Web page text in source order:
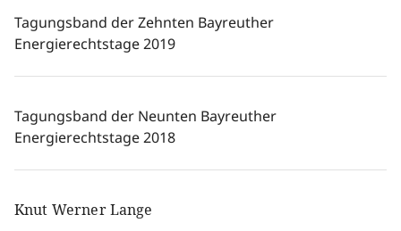
Tagungsband der Zehnten Bayreuther
Energierechtstage 2019
Tagungsband der Neunten Bayreuther
Energierechtstage 2018
Knut Werner Lange